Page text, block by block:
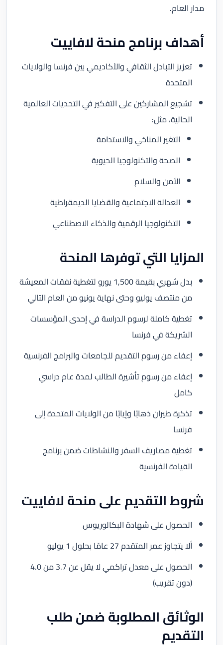
مدار العام.
أهداف برنامج منحة لافاييت
تعزيز التبادل الثقافي والأكاديمي بين فرنسا والولايات
المتحدة
تشجيع المشاركين على التفكير في التحديات العالمية
الحالية، مثل:
التغير المناخي والاستدامة
الصحة والتكنولوجيا الحيوية
الأمن والسلام
العدالة الاجتماعية والقضايا الديمقراطية
التكنولوجيا الرقمية والذكاء الاصطناعي
المزايا التي توفرها المنحة
بدل شهري بقيمة 1,500 يورو لتغطية نفقات المعيشة
من منتصف يوليو وحتى نهاية يونيو من العام التالي
تغطية كاملة لرسوم الدراسة في إحدى المؤسسات
الشريكة في فرنسا
إعفاء من رسوم التقديم للجامعات والبرامج الفرنسية
إعفاء من رسوم تأشيرة الطالب لمدة عام دراسي
كامل
تذكرة طيران ذهابًا وإيابًا من الولايات المتحدة إلى
فرنسا
تغطية مصاريف السفر والنشاطات ضمن برنامج
القيادة الفرنسية
شروط التقديم على منحة لافاييت
الحصول على شهادة البكالوريوس
ألا يتجاوز عمر المتقدم 27 عامًا بحلول 1 يوليو
الحصول على معدل تراكمي لا يقل عن 3.7 من 4.0
(دون تقريب)
الوثائق المطلوبة ضمن طلب
التقديم